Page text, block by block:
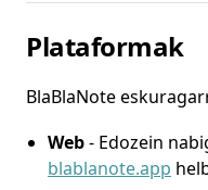
Plataformak
BlaBlaNote
Web- Edozein
blablanote.app